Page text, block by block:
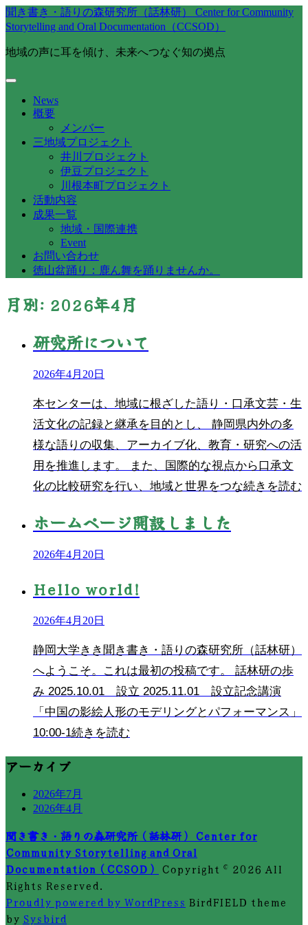
聞き書き・語りの森研究所（話林研） Center for Community
Storytelling and Oral Documentation（CCSOD）
地域の声に耳を傾け、未来へつなぐ知の拠点
News
概要
メンバー
三地域プロジェクト
井川プロジェクト
伊豆プロジェクト
川根本町プロジェクト
活動内容
成果一覧
地域・国際連携
Event
お問い合わせ
徳山盆踊り：鹿ん舞を踊りませんか。
月別: 2026年4月
研究所について
2026年4月20日
本センターは、地域に根ざした語り・口承文芸・生
活文化の記録と継承を目的とし、 静岡県内外の多
様な語りの収集、アーカイブ化、教育・研究への活
用を推進します。 また、国際的な視点から口承文
化の比較研究を行い、地域と世界をつな続きを読む
ホームページ開設しました
2026年4月20日
Hello world!
2026年4月20日
静岡大学きき聞き書き・語りの森研究所（話林研）
へようこそ。これは最初の投稿です。 話林研の歩
み 2025.10.01 設立 2025.11.01 設立記念講演
「中国の影絵人形のモデリングとパフォーマンス」
10:00-1続きを読む
アーカイブ
2026年7月
2026年4月
聞き書き・語りの森研究所（話林研） Center for
Community Storytelling and Oral
Documentation（CCSOD） Copyright © 2026 All
Rights Reserved.
Proudly powered by WordPress BirdFIELD theme
by Sysbird